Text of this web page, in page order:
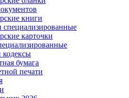
книги
карточки
кодексы
бумага
печати